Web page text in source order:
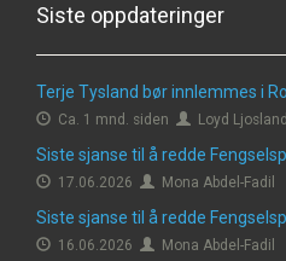
Siste oppdateringer
Terje Tysland bør innlemmes i
Ca. 1 mnd. siden Loyd Ljosland
Siste sjanse til å redde
17.06.2026 Mona Abdel-Fadil
Siste sjanse til å redde
16.06.2026 Mona Abdel-Fadil